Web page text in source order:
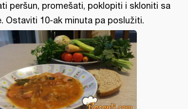
peršun, promešati, poklopiti i skloniti sa
Ostaviti 10-ak minuta pa poslužiti.